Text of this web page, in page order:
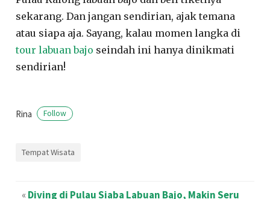
sekarang. Dan jangan sendirian, ajak temana
atau siapa aja. Sayang, kalau momen langka di
tour labuan bajo seindah ini hanya dinikmati
sendirian!
Rina Follow
Tempat Wisata
«Diving di Pulau Siaba Labuan Bajo, Makin Seru